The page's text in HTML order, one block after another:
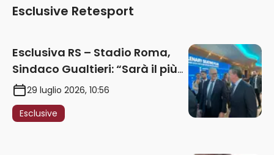
Esclusive Retesport
Esclusiva RS – Stadio Roma,
Sindaco Gualtieri: “Sarà il più
iconico del mondo. Assoluta
unità politica. Prima pietra nel
2027. Ricorsi strumentali?
29 luglio 2026, 10:56
Esclusive